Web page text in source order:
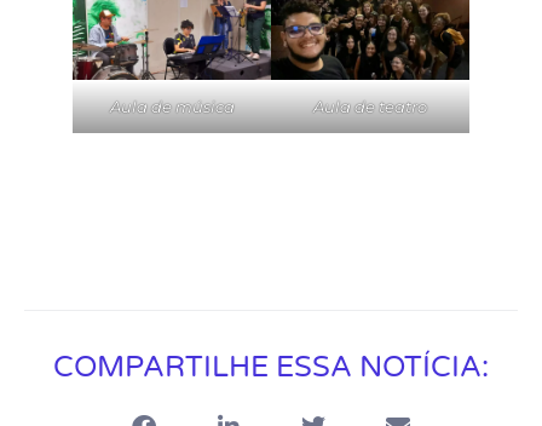
Aula de música Aula de teatro
COMPARTILHE ESSA NOTÍCIA: